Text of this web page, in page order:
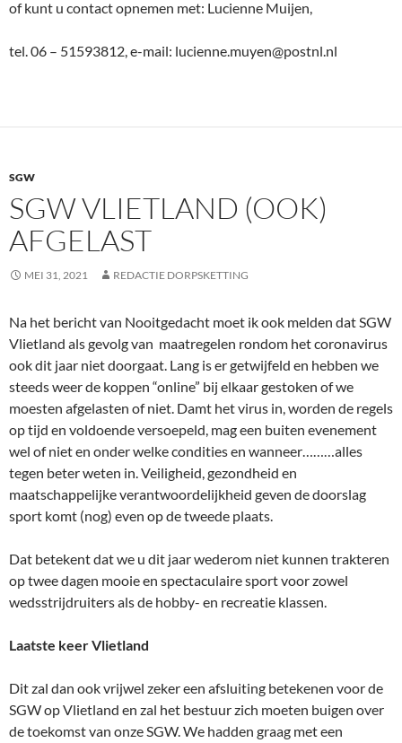
of kunt u contact opnemen met: Lucienne Muijen,
tel. 06 – 51593812, e-mail: lucienne.muyen@postnl.nl
SGW
SGW VLIETLAND (OOK)
AFGELAST
MEI 31, 2021 REDACTIE DORPSKETTING
Na het bericht van Nooitgedacht moet ik ook melden dat SGW
Vlietland als gevolg van maatregelen rondom het coronavirus
ook dit jaar niet doorgaat. Lang is er getwijfeld en hebben we
steeds weer de koppen “online” bij elkaar gestoken of we
moesten afgelasten of niet. Damt het virus in, worden de regels
op tijd en voldoende versoepeld, mag een buiten evenement
wel of niet en onder welke condities en wanneer………alles
tegen beter weten in. Veiligheid, gezondheid en
maatschappelijke verantwoordelijkheid geven de doorslag
sport komt (nog) even op de tweede plaats.
Dat betekent dat we u dit jaar wederom niet kunnen trakteren
op twee dagen mooie en spectaculaire sport voor zowel
wedsstrijdruiters als de hobby- en recreatie klassen.
Laatste keer Vlietland
Dit zal dan ook vrijwel zeker een afsluiting betekenen voor de
SGW op Vlietland en zal het bestuur zich moeten buigen over
de toekomst van onze SGW. We hadden graag met een